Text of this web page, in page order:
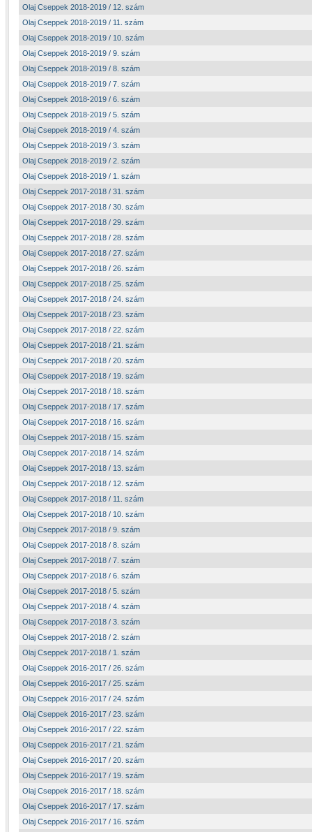
Olaj Cseppek 2018-2019 / 12. szám
Olaj Cseppek 2018-2019 / 11. szám
Olaj Cseppek 2018-2019 / 10. szám
Olaj Cseppek 2018-2019 / 9. szám
Olaj Cseppek 2018-2019 / 8. szám
Olaj Cseppek 2018-2019 / 7. szám
Olaj Cseppek 2018-2019 / 6. szám
Olaj Cseppek 2018-2019 / 5. szám
Olaj Cseppek 2018-2019 / 4. szám
Olaj Cseppek 2018-2019 / 3. szám
Olaj Cseppek 2018-2019 / 2. szám
Olaj Cseppek 2018-2019 / 1. szám
Olaj Cseppek 2017-2018 / 31. szám
Olaj Cseppek 2017-2018 / 30. szám
Olaj Cseppek 2017-2018 / 29. szám
Olaj Cseppek 2017-2018 / 28. szám
Olaj Cseppek 2017-2018 / 27. szám
Olaj Cseppek 2017-2018 / 26. szám
Olaj Cseppek 2017-2018 / 25. szám
Olaj Cseppek 2017-2018 / 24. szám
Olaj Cseppek 2017-2018 / 23. szám
Olaj Cseppek 2017-2018 / 22. szám
Olaj Cseppek 2017-2018 / 21. szám
Olaj Cseppek 2017-2018 / 20. szám
Olaj Cseppek 2017-2018 / 19. szám
Olaj Cseppek 2017-2018 / 18. szám
Olaj Cseppek 2017-2018 / 17. szám
Olaj Cseppek 2017-2018 / 16. szám
Olaj Cseppek 2017-2018 / 15. szám
Olaj Cseppek 2017-2018 / 14. szám
Olaj Cseppek 2017-2018 / 13. szám
Olaj Cseppek 2017-2018 / 12. szám
Olaj Cseppek 2017-2018 / 11. szám
Olaj Cseppek 2017-2018 / 10. szám
Olaj Cseppek 2017-2018 / 9. szám
Olaj Cseppek 2017-2018 / 8. szám
Olaj Cseppek 2017-2018 / 7. szám
Olaj Cseppek 2017-2018 / 6. szám
Olaj Cseppek 2017-2018 / 5. szám
Olaj Cseppek 2017-2018 / 4. szám
Olaj Cseppek 2017-2018 / 3. szám
Olaj Cseppek 2017-2018 / 2. szám
Olaj Cseppek 2017-2018 / 1. szám
Olaj Cseppek 2016-2017 / 26. szám
Olaj Cseppek 2016-2017 / 25. szám
Olaj Cseppek 2016-2017 / 24. szám
Olaj Cseppek 2016-2017 / 23. szám
Olaj Cseppek 2016-2017 / 22. szám
Olaj Cseppek 2016-2017 / 21. szám
Olaj Cseppek 2016-2017 / 20. szám
Olaj Cseppek 2016-2017 / 19. szám
Olaj Cseppek 2016-2017 / 18. szám
Olaj Cseppek 2016-2017 / 17. szám
Olaj Cseppek 2016-2017 / 16. szám